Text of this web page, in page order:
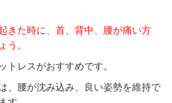
きた時に、首、背中、腰が痛い方
う。
トレスがおすすめです。
、腰が沈み込み、良い姿勢を維持で